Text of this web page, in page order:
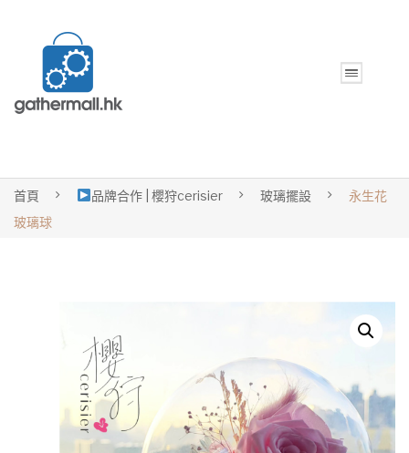
首頁 品牌合作 | 櫻狩cerisier 玻璃擺設
永生花
玻璃球